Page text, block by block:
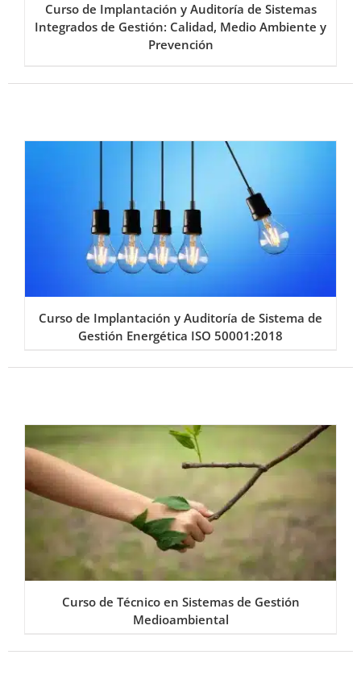
Curso de Implantación y Auditoría de Sistemas
Integrados de Gestión: Calidad, Medio Ambiente y
Prevención
Curso de Implantación y Auditoría de Sistema de
Gestión Energética ISO 50001:2018
Curso de Técnico en Sistemas de Gestión
Medioambiental